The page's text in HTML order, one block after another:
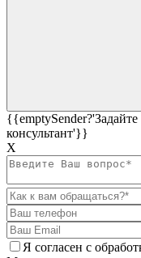
консультант'}}
Х
Я согласен c